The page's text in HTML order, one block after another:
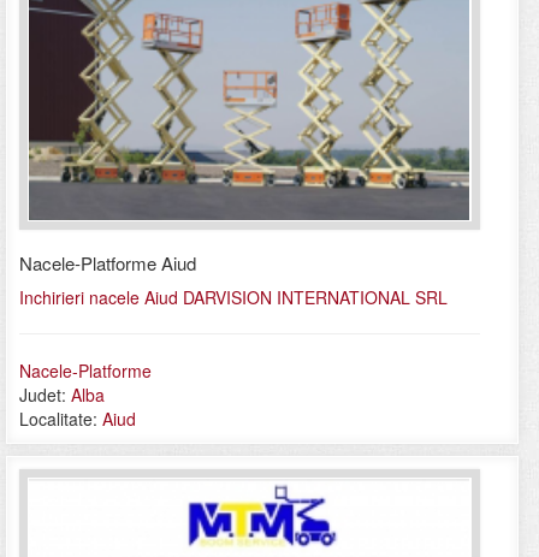
Nacele-Platforme Aiud
Inchirieri nacele Aiud DARVISION INTERNATIONAL SRL
Nacele-Platforme
Judet: Alba
Localitate: Aiud